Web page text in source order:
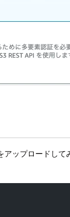
アップロードして